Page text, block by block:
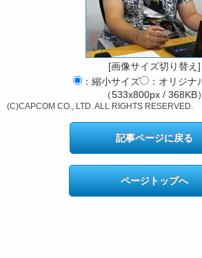
[画像サイズ切り替え]
：縮小サイズ
：オリジナ
（533x800px / 368KB）
(C)CAPCOM CO., LTD. ALL RIGHTS RESERVED.
記事ページに戻る
ページトップへ